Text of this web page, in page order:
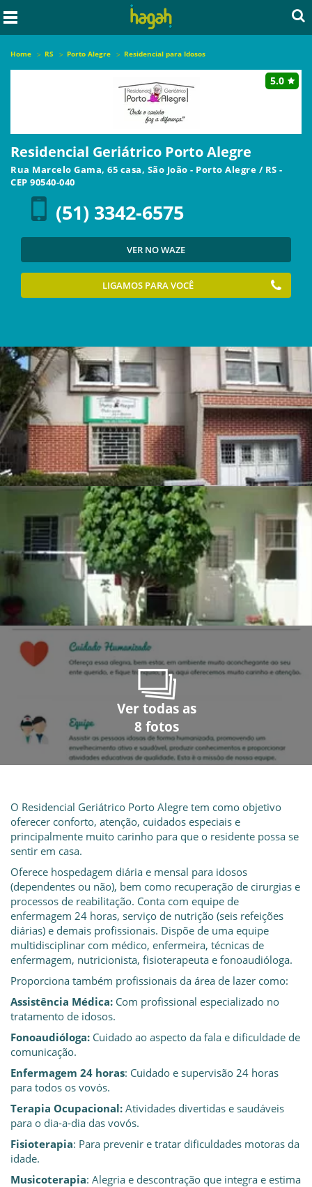
Home RS Porto Alegre Residencial para Idosos
5.0
Residencial Geriátrico Porto Alegre
Rua Marcelo Gama, 65 casa, São João - Porto Alegre / RS -
CEP 90540-040
(51) 3342-6575
VER NO WAZE
LIGAMOS PARA VOCÊ
Ver todas as
8 fotos
Ver todas as
8 fotos
Ver todas as
8 fotos
Ver todas as
8 fotos
Ver todas as
8 fotos
Ver todas as
8 fotos
Ver todas as
8 fotos
Ver todas as
8 fotos
O Residencial Geriátrico Porto Alegre tem como objetivo
oferecer conforto, atenção, cuidados especiais e
principalmente muito carinho para que o residente possa se
sentir em casa.
Oferece hospedagem diária e mensal para idosos
(dependentes ou não), bem como recuperação de cirurgias e
processos de reabilitação. Conta com equipe de
enfermagem 24 horas, serviço de nutrição (seis refeições
diárias) e demais profissionais. Dispõe de uma equipe
multidisciplinar com médico, enfermeira, técnicas de
enfermagem, nutricionista, fisioterapeuta e fonoaudióloga.
Proporciona também profissionais da área de lazer como:
Assistência Médica: Com profissional especializado no
tratamento de idosos.
Fonoaudióloga: Cuidado ao aspecto da fala e dificuldade de
comunicação.
Enfermagem 24 horas: Cuidado e supervisão 24 horas
para todos os vovós.
Terapia Ocupacional: Atividades divertidas e saudáveis
para o dia-a-dia das vovós.
Fisioterapia: Para prevenir e tratar dificuldades motoras da
idade.
Musicoterapia: Alegria e descontração que integra e estima